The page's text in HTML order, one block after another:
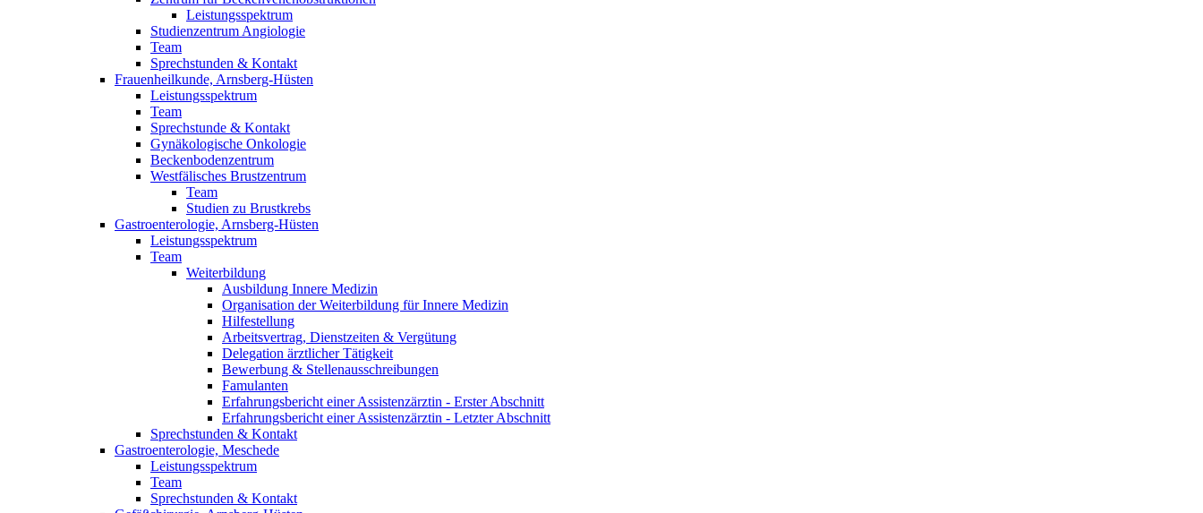
Leistungsspektrum
Studienzentrum Angiologie
Team
Sprechstunden & Kontakt
Frauenheilkunde, Arnsberg-Hüsten
Leistungsspektrum
Team
Sprechstunde & Kontakt
Gynäkologische Onkologie
Beckenbodenzentrum
Westfälisches Brustzentrum
Team
Studien zu Brustkrebs
Gastroenterologie, Arnsberg-Hüsten
Leistungsspektrum
Team
Weiterbildung
Ausbildung Innere Medizin
Organisation der Weiterbildung für Innere Medizin
Hilfestellung
Arbeitsvertrag, Dienstzeiten & Vergütung
Delegation ärztlicher Tätigkeit
Bewerbung & Stellenausschreibungen
Famulanten
Erfahrungsbericht einer Assistenzärztin - Erster Abschnitt
Erfahrungsbericht einer Assistenzärztin - Letzter Abschnitt
Sprechstunden & Kontakt
Gastroenterologie, Meschede
Leistungsspektrum
Team
Sprechstunden & Kontakt